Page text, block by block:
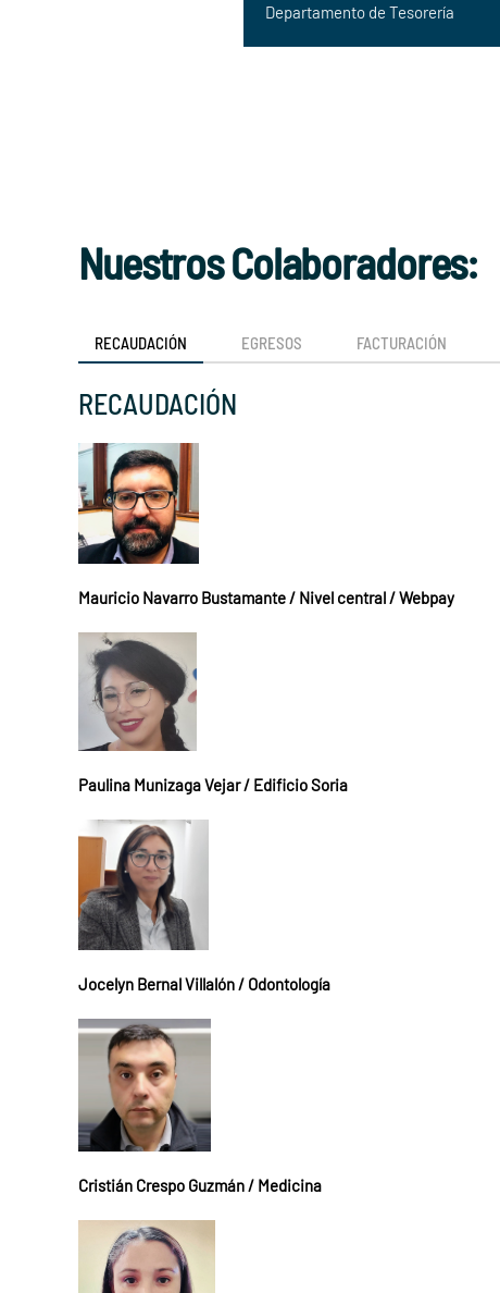
Departamento de Tesorería
Nuestros Colaboradores:
RECAUDACIÓN EGRESOS FACTURACIÓN
RECAUDACIÓN
Mauricio Navarro Bustamante / Nivel central / Webpay
Paulina Munizaga Vejar / Edificio Soria
Jocelyn Bernal Villalón / Odontología
Cristián Crespo Guzmán / Medicina